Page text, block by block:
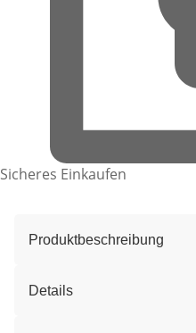
Sicheres Einkaufen
Produktbeschreibung
Details